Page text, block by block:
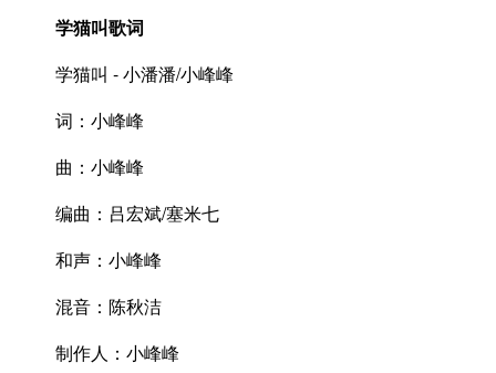
学猫叫歌词
学猫叫 - 小潘潘/小峰峰
词：小峰峰
曲：小峰峰
编曲：吕宏斌/塞米七
和声：小峰峰
混音：陈秋洁
制作人：小峰峰